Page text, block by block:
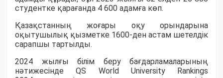
студентке қарағанда 4 600 адамға көп.
Қазақстанның жоғары оқу орындарына
оқытушылық қызметке 1600-ден астам шетелдік
сарапшы тартылды.
2024 жылғы білім беру бағдарламаларының
нәтижесінде QS World University Rankings